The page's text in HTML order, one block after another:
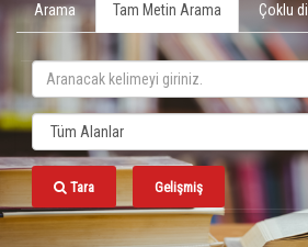
Arama Tam Metin Arama Çoklu dil
Tara Gelişmiş